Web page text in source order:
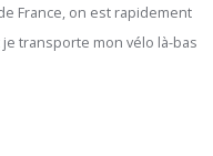
France, on est rapidement
transporte mon vélo là-bas